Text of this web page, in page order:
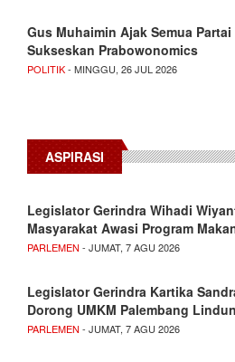
Gus Muhaimin Ajak Semua
Sukseskan Prabowonomics
POLITIK- MINGGU, 26 JUL 2026
ASPIRASI
Legislator Gerindra Wihadi
Masyarakat Awasi Program
PARLEMEN - JUMAT, 7 AGU 2026
Legislator Gerindra Kartika
Dorong UMKM Palembang
PARLEMEN - JUMAT, 7 AGU 2026